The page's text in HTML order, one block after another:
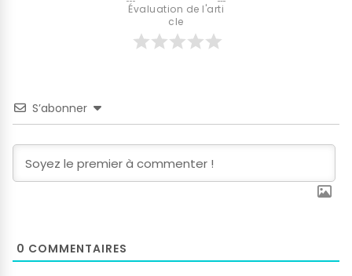
Évaluation de l'arti
cle
S’abonner
0 COMMENTAIRES